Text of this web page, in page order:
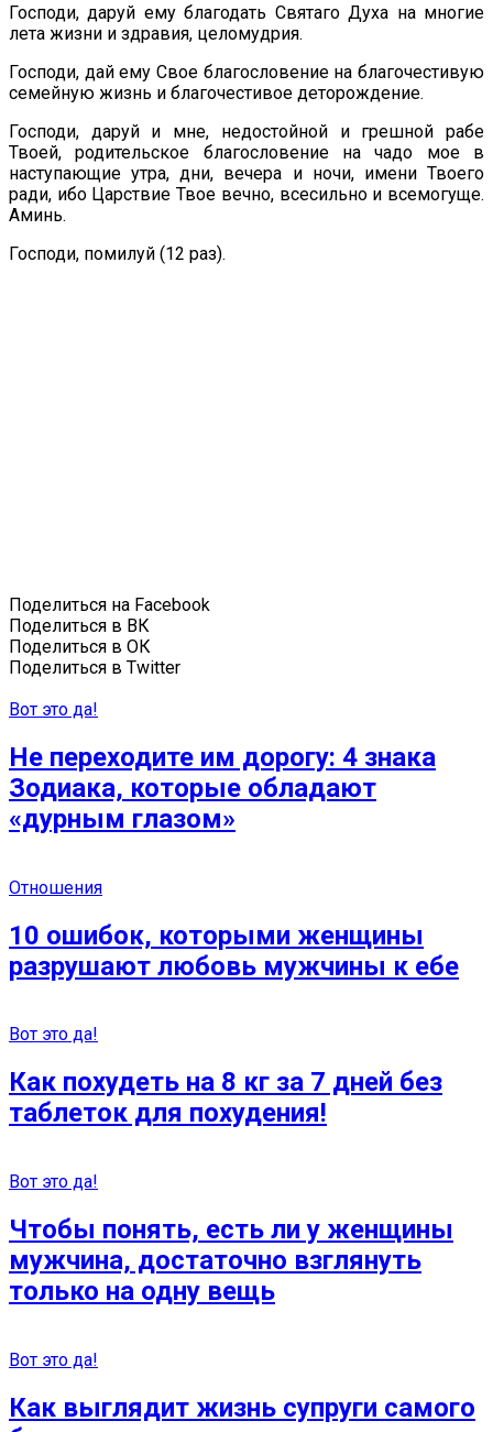
Господи, даруй ему благодать Святаго Духа на многие
лета жизни и здравия, целомудрия.
Господи, дай ему Свое благословение на благочестивую
семейную жизнь и благочестивое деторождение.
Господи, даруй и мне, недостойной и грешной рабе
Твоей, родительское благословение на чадо мое в
наступающие утра, дни, вечера и ночи, имени Твоего
ради, ибо Царствие Твое вечно, всесильно и всемогуще.
Аминь.
Господи, помилуй (12 раз).
Поделиться на Facebook
Поделиться в ВК
Поделиться в ОК
Поделиться в Twitter
Вот это да!
Не переходите им дорогу: 4 знака
Зодиака, которые обладают
«дурным глазом»
Отношения
10 ошибок, которыми женщины
разрушают любовь мужчины к ебе
Вот это да!
Как похудеть на 8 кг за 7 дней без
таблеток для похудения!
Вот это да!
Чтобы понять, есть ли у женщины
мужчина, достаточно взглянуть
только на одну вещь
Вот это да!
Как выглядит жизнь супруги самого